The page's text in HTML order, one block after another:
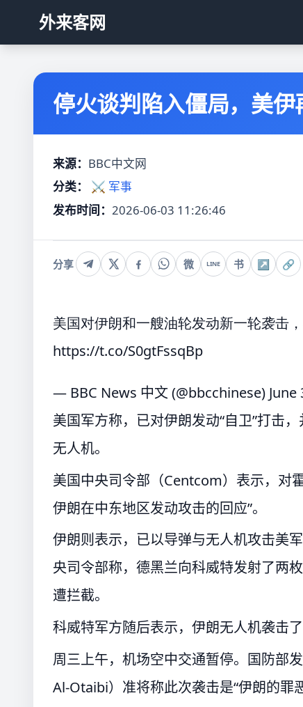
外来客网
停火谈判陷入僵局，美
来源： BBC中文网
分类：
⚔️ 军事
发布时间： 2026-06-03 11:26:46
分享 微 LINE 书 ↗ 🔗
美国对伊朗和一艘油轮发动新一轮袭击
https://t.co/S0gtFssqBp
— BBC News 中文 (@bbcchinese) June
美国军方称，已对伊朗发动“自卫”打击
无人机。
美国中央司令部（Centcom）表示，对
伊朗在中东地区发动攻击的回应”。
伊朗则表示，已以导弹与无人机攻击美
央司令部称，德黑兰向科威特发射了两
遭拦截。
科威特军方随后表示，伊朗无人机袭击
周三上午，机场空中交通暂停。国防部
Al-Otaibi）准将称此次袭击是“伊朗的罪